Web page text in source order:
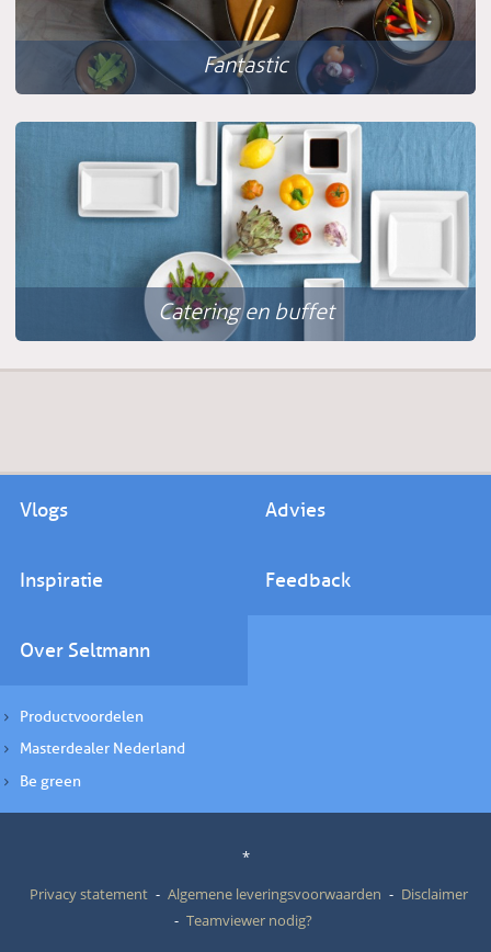
Fantastic
Catering en buffet
Vlogs Advies
Inspiratie Feedback
Over Seltmann
Productvoordelen
Masterdealer Nederland
Be green
*
Privacy statement
Algemene leveringsvoorwaarden
Disclaimer
Teamviewer nodig?